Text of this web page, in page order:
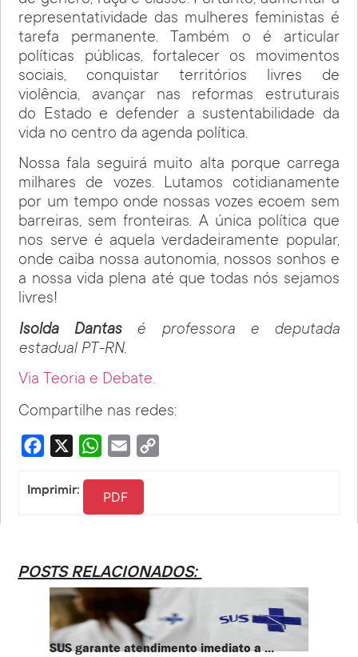
representatividade das mulheres feministas é
tarefa permanente. Também o é articular
políticas públicas, fortalecer os movimentos
sociais, conquistar territórios livres de
violência, avançar nas reformas estruturais
do Estado e defender a sustentabilidade da
vida no centro da agenda política.
Nossa fala seguirá muito alta porque carrega
milhares de vozes. Lutamos cotidianamente
por um tempo onde nossas vozes ecoem sem
barreiras, sem fronteiras. A única política que
nos serve é aquela verdadeiramente popular,
onde caiba nossa autonomia, nossos sonhos e
a nossa vida plena até que todas nós sejamos
livres!
Isolda Dantasé professora e deputada
estadual PT-RN.
Via Teoria e Debate.
Compartilhe nas redes:
Facebook WhatsApp
Email
Imprimir: PDF
POSTS RELACIONADOS:
SUS garante atendimento imediato a ...